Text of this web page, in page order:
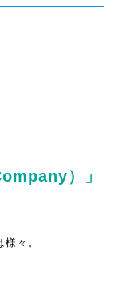
）」
々。